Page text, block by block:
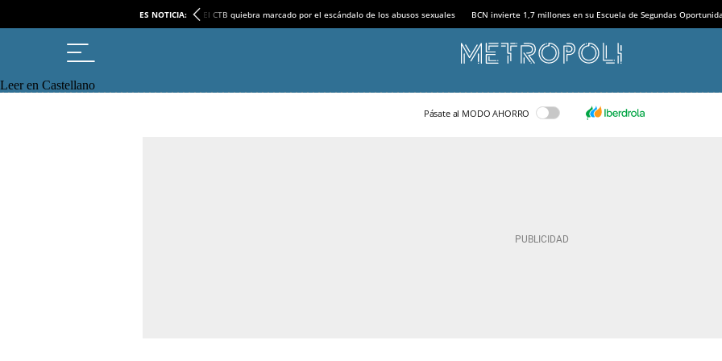
ES NOTICIA: El CTB quiebra marcado por el escándalo de los abusos sexuales BCN invierte 1,7 millones en su Escuela de Segundas
Leer en Castellano
Pásate al MODO AHORRO